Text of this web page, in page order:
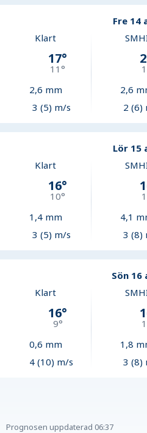
Fre 14
Klart
17°
11°
2,6 mm
3 (5) m/s
2,6
2 (6)
Lör 15
Klart
16°
10°
1,4mm
3 (5) m/s
4,1
3 (8)
Sön 16
Klart
16°
9°
0,6 mm
4 (10) m/s
1,8
3 (8)
Prognosen uppdaterad 06:37